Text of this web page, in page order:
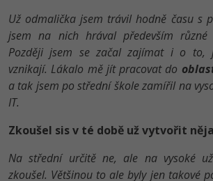
Už odmalička jsem trávil hodně času s
jsem na nich hrával především různé
Později jsem se začal zajímat i o to,
vznikají. Lákalo mě jít pracovat do
a tak jsem po střední škole zamířil na
IT.
Zkoušel sis v té době už vytvořit
Na střední určitě ne, ale na vysoké
zkoušel. Většinou to ale byly jen takové